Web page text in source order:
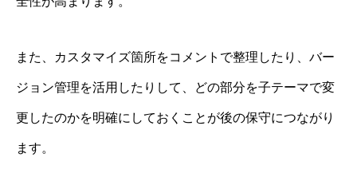
また、カスタマイズ箇所をコメントで整理したり、バー
ジョン管理を活用したりして、どの部分を子テーマで変
更したのかを明確にしておくことが後の保守につながり
ます。